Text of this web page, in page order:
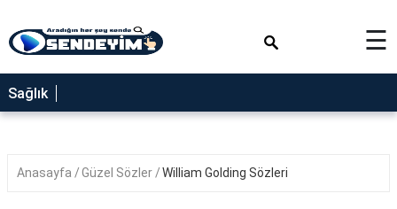
SAĞLIK
NEDİR
YEMEK
☰
Sağlık
Anasayfa Güzel Sözler William Golding Sözleri